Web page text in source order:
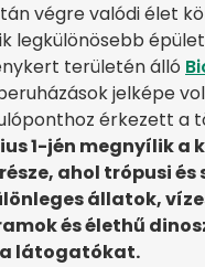
végre valódi élet
legkülönösebb
területén álló
jelképe
érkezett a
1-jén megnyílik a
ahol trópusi és
állatok,
és élethű
látogatókat.